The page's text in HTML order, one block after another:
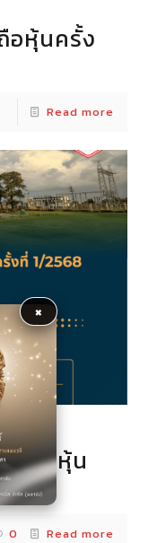
อหุ้นครั้ง
Read more
ผู้ถือหุ้น
0 Read more
×